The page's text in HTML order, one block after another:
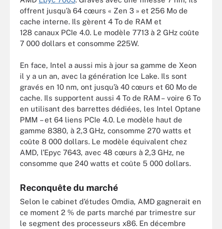
offrent jusqu’à 64 cœurs « Zen 3 » et 256 Mo de
cache interne. Ils gèrent 4 To de RAM et
128 canaux PCIe 4.0. Le modèle 7713 à 2 GHz coûte
7 000 dollars et consomme 225W.
En face, Intel a aussi mis à jour sa gamme de Xeon
il y a un an, avec la génération Ice Lake. Ils sont
gravés en 10 nm, ont jusqu’à 40 cœurs et 60 Mo de
cache. Ils supportent aussi 4 To de RAM – voire 6 To
en utilisant des barrettes dédiées, les Intel Optane
PMM – et 64 liens PCIe 4.0. Le modèle haut de
gamme 8380, à 2,3 GHz, consomme 270 watts et
coûte 8 000 dollars. Le modèle équivalent chez
AMD, l’Epyc 7643, avec 48 cœurs à 2,3 GHz, ne
consomme que 240 watts et coûte 5 000 dollars.
Reconquête du marché
Selon le cabinet d’études Omdia, AMD gagnerait en
ce moment 2 % de parts marché par trimestre sur
le segment des processeurs x86. En décembre